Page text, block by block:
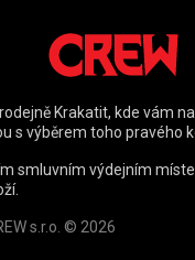
Krakatit, kde vám
s výběrem toho pravého
smluvním výdejním
s.r.o. © 2026